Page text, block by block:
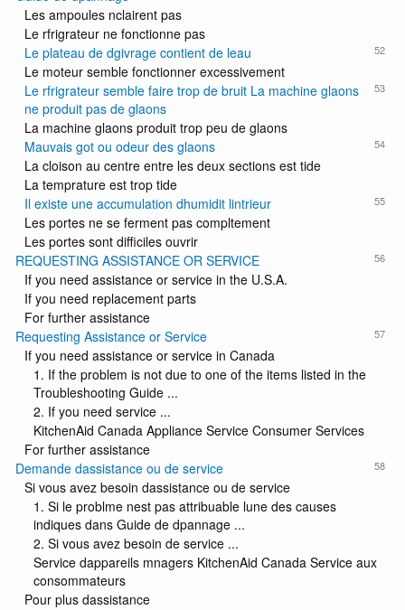
Les ampoules nclairent pas
Le rfrigrateur ne fonctionne pas
52
Le plateau de dgivrage contient de leau
Le moteur semble fonctionner excessivement
53
Le rfrigrateur semble faire trop de bruit La machine glaons
ne produit pas de glaons
La machine glaons produit trop peu de glaons
54
Mauvais got ou odeur des glaons
La cloison au centre entre les deux sections est tide
La temprature est trop tide
55
Il existe une accumulation dhumidit lintrieur
Les portes ne se ferment pas compltement
Les portes sont difficiles ouvrir
56
REQUESTING ASSISTANCE OR SERVICE
If you need assistance or service in the U.S.A.
If you need replacement parts
For further assistance
57
Requesting Assistance or Service
If you need assistance or service in Canada
1. If the problem is not due to one of the items listed in the
Troubleshooting Guide ...
2. If you need service ...
KitchenAid Canada Appliance Service Consumer Services
For further assistance
58
Demande dassistance ou de service
Si vous avez besoin dassistance ou de service
1. Si le problme nest pas attribuable lune des causes
indiques dans Guide de dpannage ...
2. Si vous avez besoin de service ...
Service dappareils mnagers KitchenAid Canada Service aux
consommateurs
Pour plus dassistance